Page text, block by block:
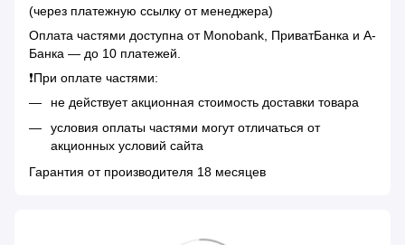
(через платежную ссылку от менеджера)
Оплата частями доступна от Monobank, ПриватБанка и А-
Банка — до 10 платежей.
❗️При оплате частями:
не действует акционная стоимость доставки товара
условия оплаты частями могут отличаться от
акционных условий сайта
Гарантия от производителя 18 месяцев